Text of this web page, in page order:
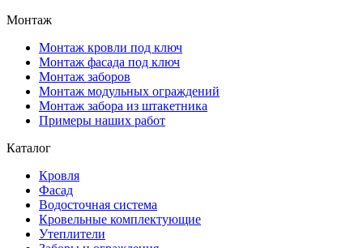
Монтаж
Монтаж кровли под ключ
Монтаж фасада под ключ
Монтаж заборов
Монтаж модульных ограждений
Монтаж забора из штакетника
Примеры наших работ
Каталог
Кровля
Фасад
Водосточная система
Кровельные комплектующие
Утеплители